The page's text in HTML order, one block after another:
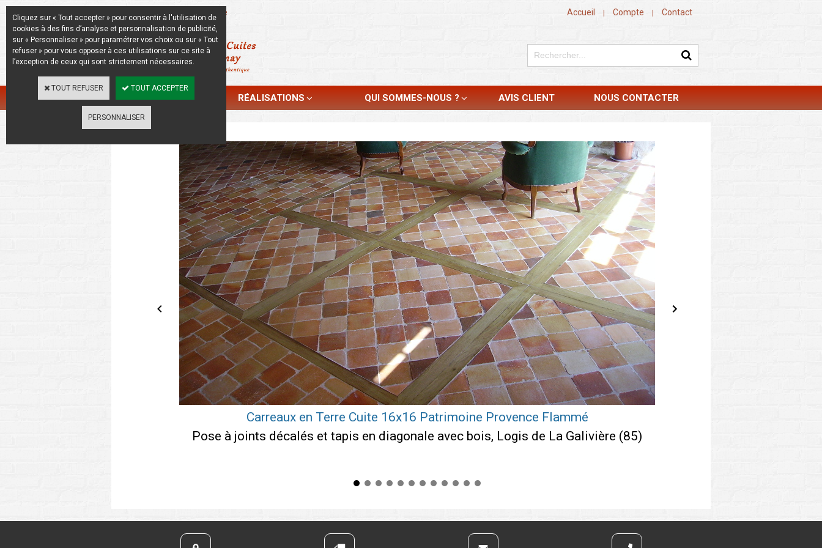
La Beauté de l'Authentique Accueil | Compte | Contact
CATALOGUE RÉALISATIONS QUI SOMMES-NOUS ? AVIS CLIENT NOUS CONTACTER
Carreaux en Terre Cuite 16x16 Patrimoine Provence Flammé
Pose à joints décalés et tapis en diagonale avec bois, Logis de La Galivière (85)
Cliquez sur « Tout accepter » pour consentir à l'utilisation de
cookies à des fins d’analyse et personnalisation de publicité,
sur « Personnaliser » pour paramétrer vos choix ou sur « Tout
refuser » pour vous opposer à ces utilisations sur ce site à
l’exception de ceux qui sont strictement nécessaires.
TOUT REFUSER TOUT ACCEPTER
PERSONNALISER